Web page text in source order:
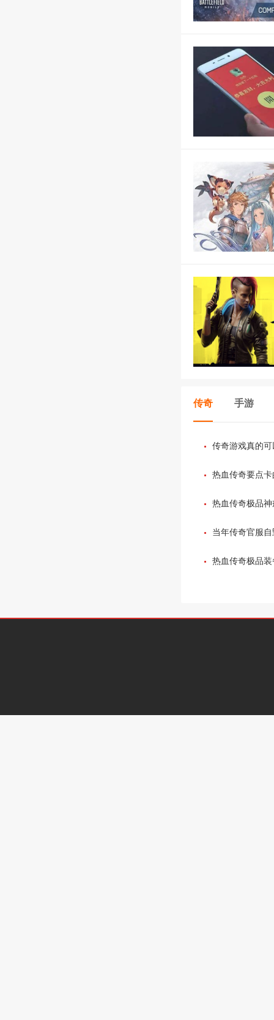
传奇 手游
传奇游戏真的
热血传奇要点
热血传奇极品
当年传奇官服
热血传奇极品